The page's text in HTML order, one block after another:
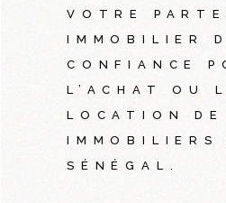
VOTRE
IMMOBILIER
CONFIANCE
L’ACHAT OU
LOCATION DE
IMMOBILIERS
SÉNÉGAL.